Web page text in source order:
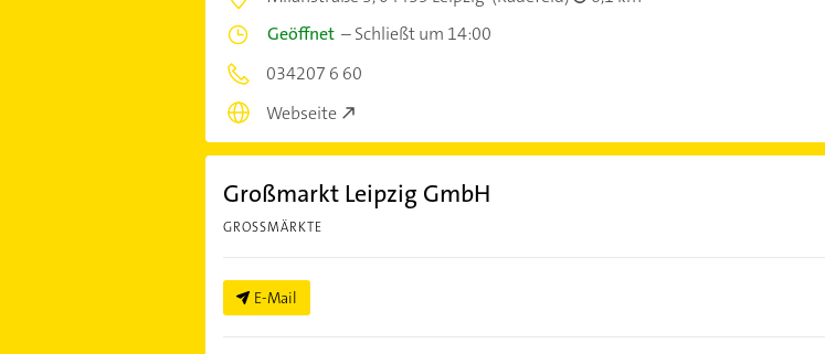
Geöffnet–Schließt um 14:00
034207 6 60
Webseite
Großmarkt Leipzig GmbH
GROSSMÄRKTE
E-Mail